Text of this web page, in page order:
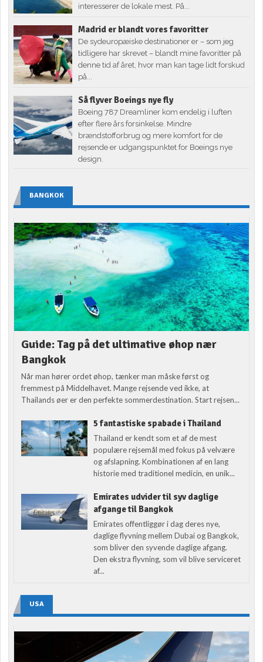
interesserer de lokale mest. På...
Madrid er blandt vores favoritter
De sydeuropæiske destinationer er – som jeg
tidligere har skrevet – blandt mine favoritter på
denne tid af året, hvor man kan tage lidt forskud
på...
Så flyver Boeings nye fly
Boeing 787 Dreamliner kom endelig i luften
efter flere års forsinkelse. Mindre
brændstofforbrug og mere komfort for de
rejsende er udgangspunktet for Boeings nye
design.
BANGKOK
Guide: Tag på det ultimative øhop nær
Bangkok
Når man hører ordet øhop, tænker man måske først og
fremmest på Middelhavet. Mange rejsende ved ikke, at
Thailands øer er den perfekte sommerdestination. Start rejsen...
5 fantastiske spabade i Thailand
Thailand er kendt som et af de mest
populære rejsemål med fokus på velvære
og afslapning. Kombinationen af en lang
historie med traditionel medicin, en unik...
Emirates udvider til syv daglige
afgange til Bangkok
Emirates offentliggør i dag deres nye,
daglige flyvning mellem Dubai og Bangkok,
som bliver den syvende daglige afgang.
Den ekstra flyvning, som vil blive serviceret
af...
USA